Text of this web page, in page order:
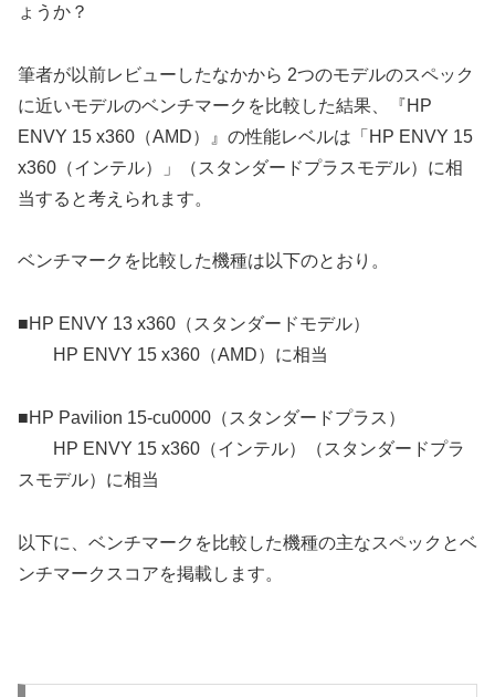
ょうか？
筆者が以前レビューしたなかから 2つのモデルのスペック
に近いモデルのベンチマークを比較した結果、『HP
ENVY 15 x360（AMD）』の性能レベルは「HP ENVY 15
x360（インテル）」（スタンダードプラスモデル）に相
当すると考えられます。
ベンチマークを比較した機種は以下のとおり。
■HP ENVY 13 x360（スタンダードモデル）
HP ENVY 15 x360（AMD）に相当
■HP Pavilion 15-cu0000（スタンダードプラス）
HP ENVY 15 x360（インテル）（スタンダードプラ
スモデル）に相当
以下に、ベンチマークを比較した機種の主なスペックとベ
ンチマークスコアを掲載します。